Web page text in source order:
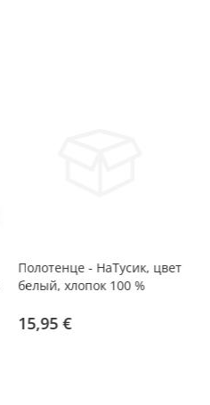
Полотенце - НаТусик, цвет
белый, хлопок 100 %
15,95 €